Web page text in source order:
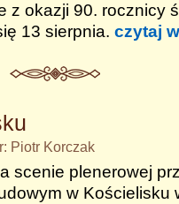
z okazji 90. rocznicy
13 sierpnia. czytaj
Piotr Korczak
scenie plenerowej
w Kościelisku